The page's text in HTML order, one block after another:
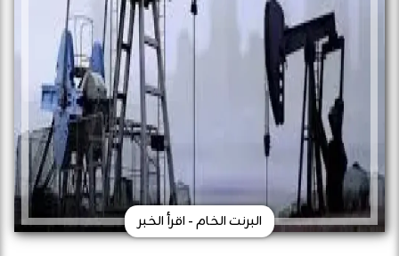
البرنت الخام - اقرأ الخبر